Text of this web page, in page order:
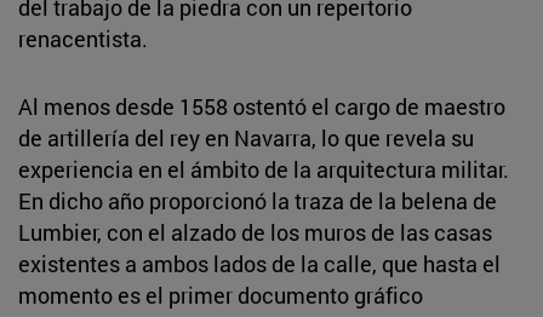
del trabajo de la piedra con un repertorio
renacentista.
Al menos desde 1558 ostentó el cargo de maestro
de artillería del rey en Navarra, lo que revela su
experiencia en el ámbito de la arquitectura militar.
En dicho año proporcionó la traza de la belena de
Lumbier, con el alzado de los muros de las casas
existentes a ambos lados de la calle, que hasta el
momento es el primer documento gráfico